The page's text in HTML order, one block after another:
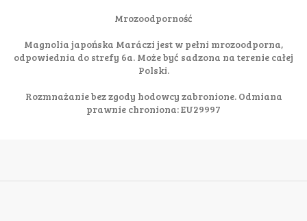
Mrozoodporność
Magnolia japońska Maráczi jest w pełni mrozoodporna,
odpowiednia do strefy 6a. Może być sadzona na terenie całej
Polski.
Rozmnażanie bez zgody hodowcy zabronione. Odmiana
prawnie chroniona: EU29997